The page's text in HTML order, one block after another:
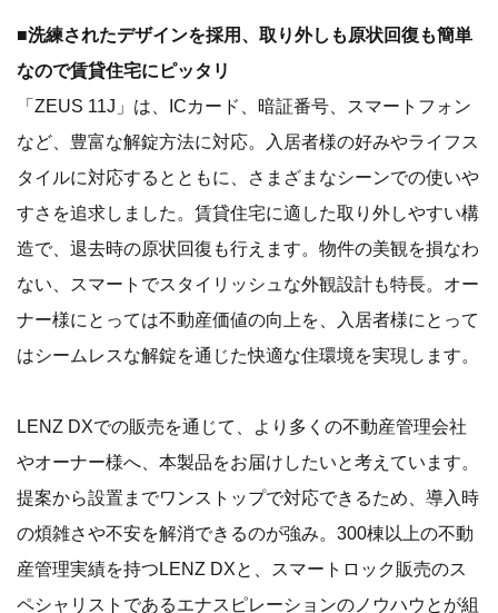
■洗練されたデザインを採用、取り外しも原状回復も簡単
なので賃貸住宅にピッタリ
「ZEUS 11J」は、ICカード、暗証番号、スマートフォン
など、豊富な解錠方法に対応。入居者様の好みやライフス
タイルに対応するとともに、さまざまなシーンでの使いや
すさを追求しました。賃貸住宅に適した取り外しやすい構
造で、退去時の原状回復も行えます。物件の美観を損なわ
ない、スマートでスタイリッシュな外観設計も特長。オー
ナー様にとっては不動産価値の向上を、入居者様にとって
はシームレスな解錠を通じた快適な住環境を実現します。
LENZ DXでの販売を通じて、より多くの不動産管理会社
やオーナー様へ、本製品をお届けしたいと考えています。
提案から設置までワンストップで対応できるため、導入時
の煩雑さや不安を解消できるのが強み。300棟以上の不動
産管理実績を持つLENZ DXと、スマートロック販売のス
ペシャリストであるエナスピレーションのノウハウとが組